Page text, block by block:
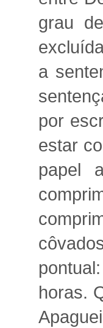
grau
a
por
estar
papel
horas.